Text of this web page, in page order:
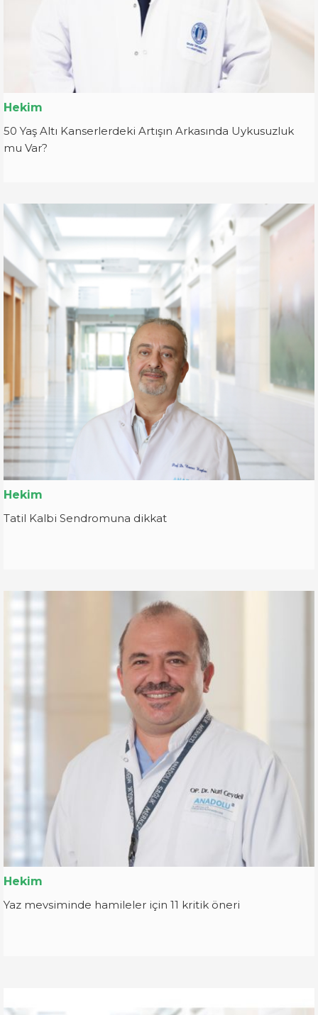
Hekim
50 Yaş Altı Kanserlerdeki Artışın Arkasında Uykusuzluk
mu Var?
Hekim
Tatil Kalbi Sendromuna dikkat
Hekim
Yaz mevsiminde hamileler için 11 kritik öneri